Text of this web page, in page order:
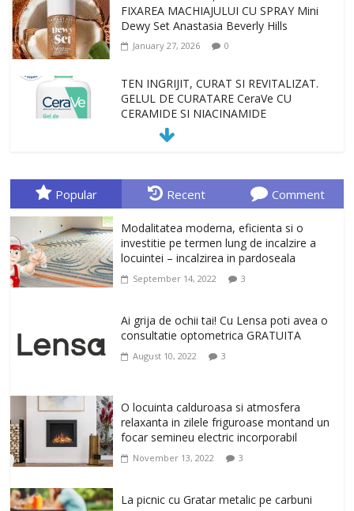
FIXAREA MACHIAJULUI CU SPRAY Mini
Dewy Set Anastasia Beverly Hills
January 27, 2026 0
TEN INGRIJIT, CURAT SI REVITALIZAT.
GELUL DE CURATARE CeraVe CU
CERAMIDE SI NIACINAMIDE
January 23, 2026
ori o provocare. Idei inedite, cadouri
originale, le puteti avea la Giftspot.ro,
alegere buna, Oglinda de baie cu mărire
și iluminare LED
February 20, 2026 0
un corp sanatos si armonios dezvoltat,
cu Flexor Fitness-dispozitiv pentru
Un ten regenerat, fara riduri. Crema
antirid Ivatherm pentru o piele neteda si
elastica.
February 6, 2026 0
Popular Recent Comment
Modalitatea moderna, eficienta si o
investitie pe termen lung de incalzire a
locuintei – incalzirea in pardoseala
September 14, 2022 3
Ai grija de ochii tai! Cu Lensa poti avea o
consultatie optometrica GRATUITA
August 10, 2022 3
O locuinta calduroasa si atmosfera
relaxanta in zilele friguroase montand un
focar semineu electric incorporabil
November 13, 2022 3
La picnic cu Gratar metalic pe carbuni